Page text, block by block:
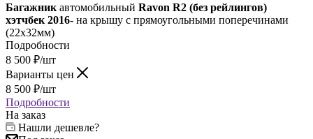
Багажник автомобильный Ravon R2 (без рейлингов)
хэтчбек 2016- на крышу с прямоугольными поперечинами
(22х32мм)
Подробности
8 500 ₽/шт
Варианты цен
8 500 ₽/шт
Подробности
На заказ
Нашли дешевле?